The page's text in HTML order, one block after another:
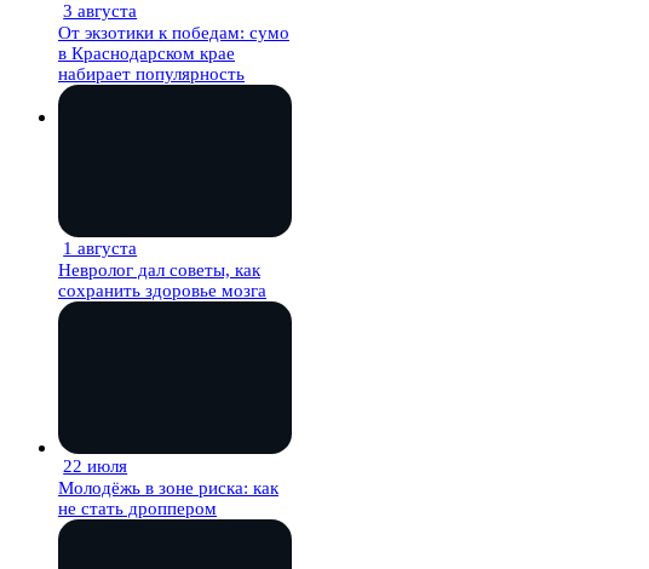
3 августа
От экзотики к победам: сумо
в Краснодарском крае
набирает популярность
1 августа
Невролог дал советы, как
сохранить здоровье мозга
22 июля
Молодёжь в зоне риска: как
не стать дроппером